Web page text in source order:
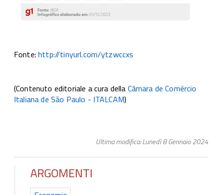
Fonte:http://tinyurl.com/ytzwccxs
(Contenuto editoriale a cura della Câmara de Comércio
Italiana de São Paulo - ITALCAM)
Ultima modifica: Lunedì 8 Gennaio 2024
ARGOMENTI